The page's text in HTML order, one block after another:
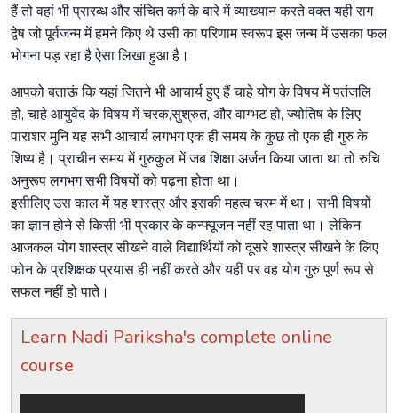
हैं तो वहां भी प्रारब्ध और संचित कर्म के बारे में व्याख्यान करते वक्त यही राग
द्वेष जो पूर्वजन्म में हमने किए थे उसी का परिणाम स्वरूप इस जन्म में उसका फल
भोगना पड़ रहा है ऐसा लिखा हुआ है।
आपको बताऊं कि यहां जितने भी आचार्य हुए हैं चाहे योग के विषय में पतंजलि
हो, चाहे आयुर्वेद के विषय में चरक,सुश्रुत, और वाग्भट हो, ज्योतिष के लिए
पाराशर मुनि यह सभी आचार्य लगभग एक ही समय के कुछ तो एक ही गुरु के
शिष्य है। प्राचीन समय में गुरुकुल में जब शिक्षा अर्जन किया जाता था तो रुचि
अनुरूप लगभग सभी विषयों को पढ़ना होता था।
इसीलिए उस काल में यह शास्त्र और इसकी महत्व चरम में था। सभी विषयों
का ज्ञान होने से किसी भी प्रकार के कन्फ्यूजन नहीं रह पाता था। लेकिन
आजकल योग शास्त्र सीखने वाले विद्यार्थियों को दूसरे शास्त्र सीखने के लिए
फोन के प्रशिक्षक प्रयास ही नहीं करते और यहीं पर वह योग गुरु पूर्ण रूप से
सफल नहीं हो पाते।
Learn Nadi Pariksha's complete online
course